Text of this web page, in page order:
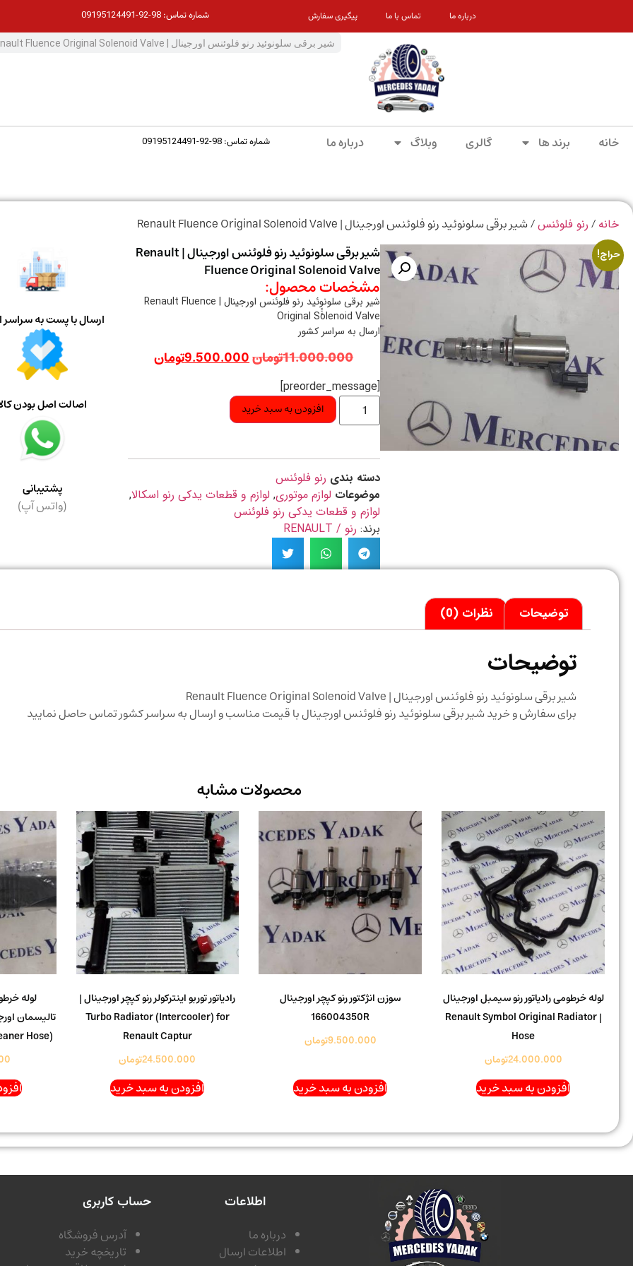
درباره ما تماس با ما پیگیری سفارش شماره تماس: 98-92-09195124491
خانه برند ها گالری وبلاگ درباره ما شماره تماس: 98-92-09195124491
خانه / رنو فلوئنس/ شیر برقی سلونوئید رنو فلوئنس اورجینال | Renault Fluence Original Solenoid Valve
حراج!
شیر برقی سلونوئید رنو فلوئنس اورجینال | Renault
Fluence Original Solenoid Valve
مشخصات محصول:
شیر برقی سلونوِِِِِئید رنو فلوئنس اورجینال | Renault Fluence
Original Solenoid Valve
ارسال به سراسر کشور
11.000.000تومان9.500.000تومان
[preorder_message]
افزودن به سبد خرید
دسته بندی رنو فلوئنس
موضوعات لوازم موتوری, لوازم و قطعات یدکی رنو اسکالا,
لوازم و قطعات یدکی رنو فلوئنس
برند: رنو / RENAULT
ارسال با پست به سراسر
اصالت اصل بودن
پشتیبانی
(واتس آپ)
توضیحات نظرات (0)
توضیحات
شیر برقی سلونوئید رنو فلوئنس اورجینال | Renault Fluence Original Solenoid Valve
برای سفارش و خرید شیر برقی سلونوئید رنو فلوئنس اورجینال با قیمت مناسب و ارسال به سراسر کشور تماس حاصل نمایید
محصولات مشابه
لوله خرطومی رادیاتور رنو سیمبل اورجینال
| Renault Symbol Original Radiator
Hose
24.000.000تومان
افزودن به سبد خرید
سوزن انژکتور رنو کپچر اورجینال
166004350R
9.500.000تومان
افزودن به سبد خرید
رادیاتور توربو اینترکولر رنو کپچر اورجینال |
Turbo Radiator (Intercooler) for
Renault Captur
24.500.000تومان
افزودن به سبد خرید
لوله
Hose)
اطلاعات
درباره ما
اطلاعات ارسال
حساب کاربری
آدرس فروشگاه
تاریخچه خرید